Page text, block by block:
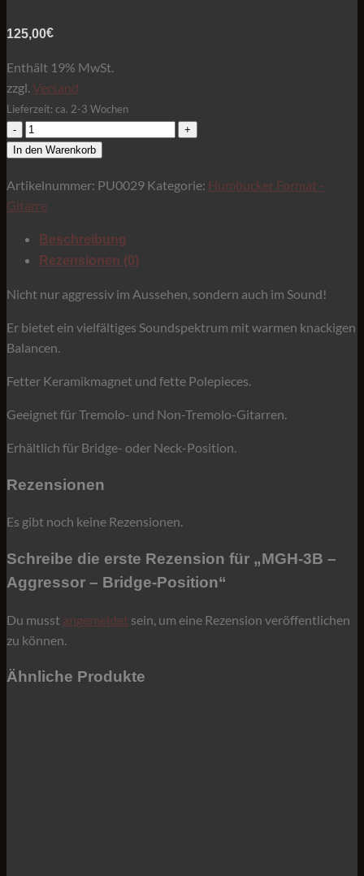
125,00€
Enthält 19% MwSt.
zzgl.Versand
Lieferzeit: ca. 2-3 Wochen
MGH-
3B
Aggressor
-
Position
Menge
In den Warenkorb
Artikelnummer: PU0029 Kategorie: Humbucker Format -
Gitarre
Beschreibung
Rezensionen (0)
Nicht nur aggressiv im Aussehen, sondern auch im Sound!
Er bietet ein vielfältiges Soundspektrum mit warmen knackigen
Balancen.
Fetter Keramikmagnet und fette Polepieces.
Geeignet für Tremolo- und Non-Tremolo-Gitarren.
Erhältlich für Bridge- oder Neck-Position.
Rezensionen
Es gibt noch keine Rezensionen.
Schreibe die erste Rezension für „MGH-3B –
Aggressor – Bridge-Position“
Du musst angemeldet sein, um eine Rezension veröffentlichen
zu können.
Ähnliche Produkte